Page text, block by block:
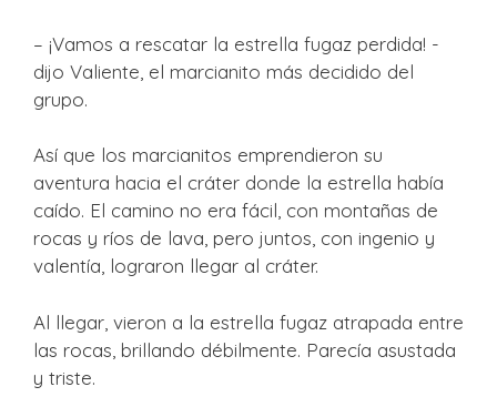
– ¡Vamos a rescatar la estrella fugaz perdida! -
dijo Valiente, el marcianito más decidido del
grupo.
Así que los marcianitos emprendieron su
aventura hacia el cráter donde la estrella había
caído. El camino no era fácil, con montañas de
rocas y ríos de lava, pero juntos, con ingenio y
valentía, lograron llegar al cráter.
Al llegar, vieron a la estrella fugaz atrapada entre
las rocas, brillando débilmente. Parecía asustada
y triste.